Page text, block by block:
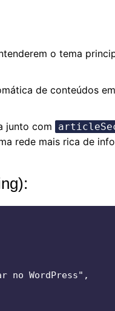
o tema
de conteúdos
junto com
rede mais rica de
no WordPress",